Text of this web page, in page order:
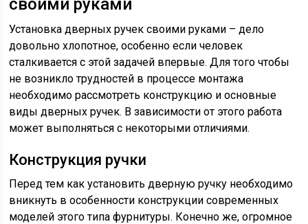
своими руками
Установка дверных ручек своими руками – дело
довольно хлопотное, особенно если человек
сталкивается с этой задачей впервые. Для того чтобы
не возникло трудностей в процессе монтажа
необходимо рассмотреть конструкцию и основные
виды дверных ручек. В зависимости от этого работа
может выполняться с некоторыми отличиями.
Конструкция ручки
Перед тем как установить дверную ручку необходимо
вникнуть в особенности конструкции современных
моделей этого типа фурнитуры. Конечно же, огромное